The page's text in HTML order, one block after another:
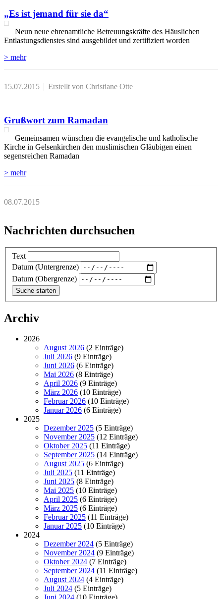
„Es ist jemand für sie da“
Neun neue ehrenamtliche Betreuungskräfte des Häuslichen
Entlastungsdienstes sind ausgebildet und zertifiziert worden
> mehr
15.07.2015 Erstellt von Christiane Otte
Grußwort zum Ramadan
Gemeinsamen wünschen die evangelische und katholische
Kirche in Gelsenkirchen den muslimischen Gläubigen einen
segensreichen Ramadan
> mehr
08.07.2015
Nachrichten durchsuchen
Text
Datum (Untergrenze)
Datum (Obergrenze)
Archiv
2026
August 2026 (2 Einträge)
Juli 2026 (9 Einträge)
Juni 2026 (6 Einträge)
Mai 2026 (8 Einträge)
April 2026 (9 Einträge)
März 2026 (10 Einträge)
Februar 2026 (10 Einträge)
Januar 2026 (6 Einträge)
2025
Dezember 2025 (5 Einträge)
November 2025 (12 Einträge)
Oktober 2025 (11 Einträge)
September 2025 (14 Einträge)
August 2025 (6 Einträge)
Juli 2025 (11 Einträge)
Juni 2025 (8 Einträge)
Mai 2025 (10 Einträge)
April 2025 (6 Einträge)
März 2025 (6 Einträge)
Februar 2025 (11 Einträge)
Januar 2025 (10 Einträge)
2024
Dezember 2024 (5 Einträge)
November 2024 (9 Einträge)
Oktober 2024 (7 Einträge)
September 2024 (11 Einträge)
August 2024 (4 Einträge)
Juli 2024 (5 Einträge)